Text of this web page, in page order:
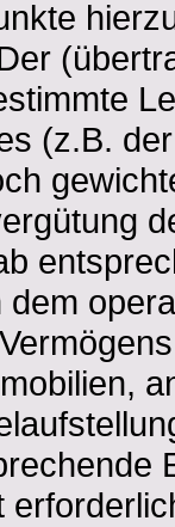
(z.B.